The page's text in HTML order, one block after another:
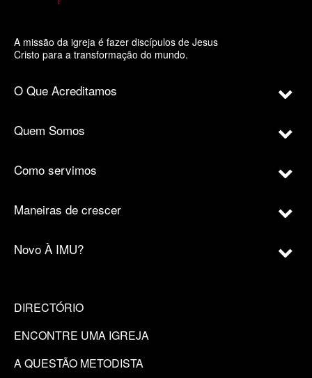
A missão da igreja é fazer discípulos de Jesus
Cristo para a transformação do mundo.
O Que Acreditamos
Quem Somos
Como servimos
Maneiras de crescer
Novo À IMU?
DIRECTÓRIO
ENCONTRE UMA IGREJA
A QUESTÃO METODISTA